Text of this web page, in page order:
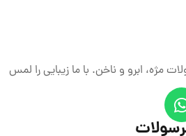
ابرو و ناخن. با ما زیبایی را لمس